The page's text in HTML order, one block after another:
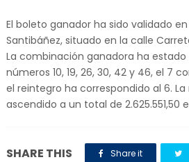
El boleto ganador ha sido validado en
Santibáñez, situado en la calle
La combinación ganadora ha
números 10, 19, 26, 30, 42 y 46, el 7
el reintegro ha correspondido al 6.
ascendido a un total de 2.625.551,50
SHARE THIS Share it